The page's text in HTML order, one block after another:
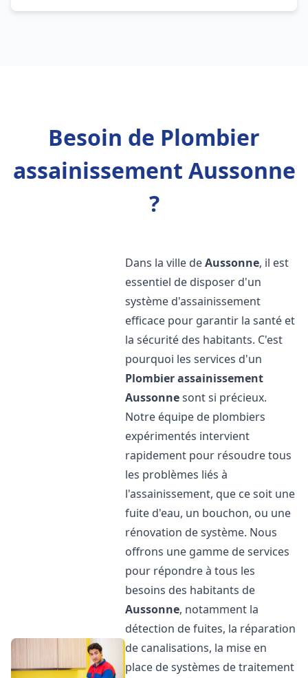
Besoin de Plombier
assainissement Aussonne
?
Dans la ville deAussonne, il est
essentiel de disposer d'un
système d'assainissement
efficace pour garantir la santé et
la sécurité des habitants. C'est
pourquoi les services d'un
Plombier assainissement
Aussonnesont si précieux.
Notre équipe de plombiers
expérimentés intervient
rapidement pour résoudre tous
les problèmes liés à
l'assainissement, que ce soit une
fuite d'eau, un bouchon, ou une
rénovation de système. Nous
offrons une gamme de services
pour répondre à tous les
besoins des habitants de
Aussonne, notamment la
détection de fuites, la réparation
de canalisations, la mise en
place de systèmes de traitement